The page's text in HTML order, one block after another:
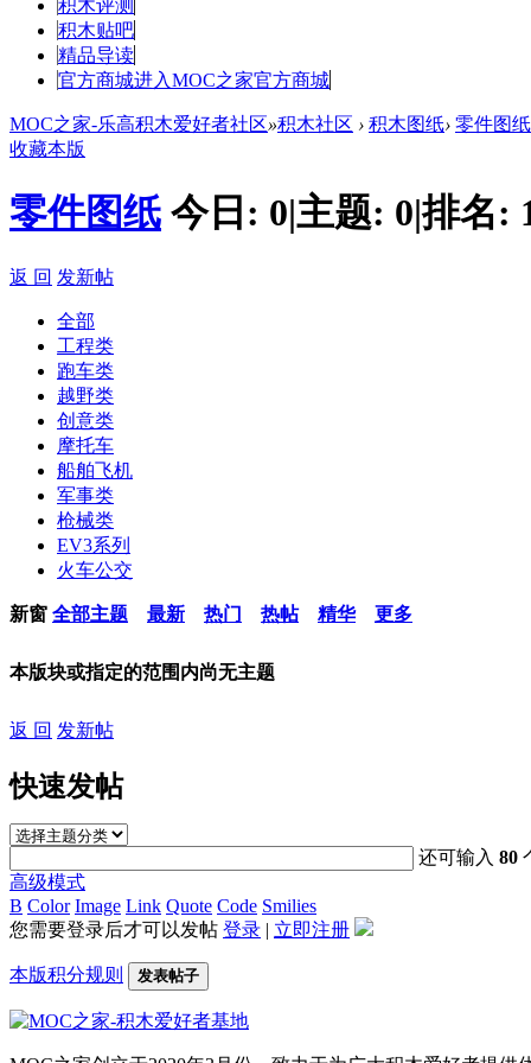
积木评测
积木贴吧
精品导读
官方商城进入MOC之家官方商城
MOC之家-乐高积木爱好者社区»积木社区 › 积木图纸› 零件图纸
收藏本版
零件图纸 今日: 0|主题: 0|排名:
返 回 发新帖
全部
工程类
跑车类
越野类
创意类
摩托车
船舶飞机
军事类
枪械类
EV3系列
火车公交
新窗 全部主题 最新 热门 热帖 精华 更多
本版块或指定的范围内尚无主题
返 回 发新帖
快速发帖
还可输入80
高级模式
B Color Image Link Quote Code Smilies
您需要登录后才可以发帖 登录 | 立即注册
本版积分规则 发表帖子